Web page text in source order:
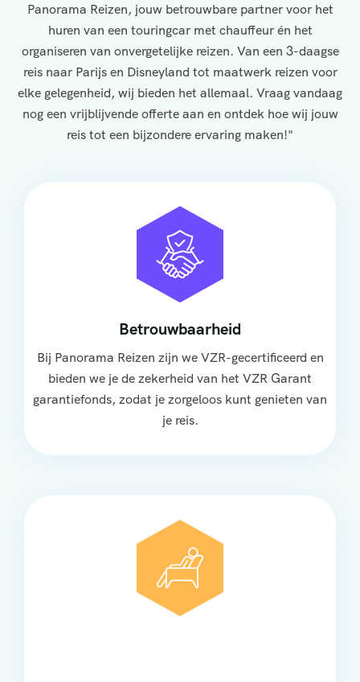
Panorama Reizen, jouw betrouwbare partner voor het
huren van een touringcar met chauffeur én het
organiseren van onvergetelijke reizen. Van een 3-daagse
reis naar Parijs en Disneyland tot maatwerk reizen voor
elke gelegenheid, wij bieden het allemaal. Vraag vandaag
nog een vrijblijvende offerte aan en ontdek hoe wij jouw
reis tot een bijzondere ervaring maken!"
Betrouwbaarheid
Bij Panorama Reizen zijn we VZR-gecertificeerd en
bieden we je de zekerheid van het VZR Garant
garantiefonds, zodat je zorgeloos kunt genieten van
je reis.